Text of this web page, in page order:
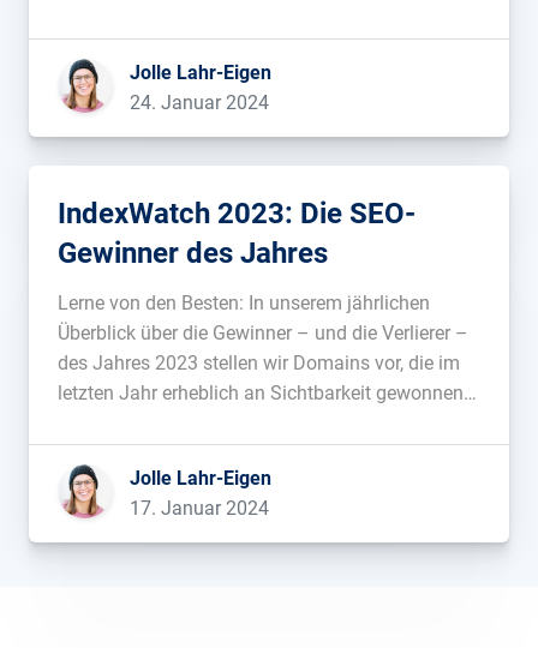
Hintergründe analysiert. Wer hat was falsch
gemacht und was können wir daraus lernen?...
Jolle Lahr-Eigen
24. Januar 2024
IndexWatch 2023: Die SEO-
Gewinner des Jahres
Lerne von den Besten: In unserem jährlichen
Überblick über die Gewinner – und die Verlierer –
des Jahres 2023 stellen wir Domains vor, die im
letzten Jahr erheblich an Sichtbarkeit gewonnen
kannst du lernen, was in der Google-Suche
funktioniert....Jolle Lahr-Eigen
17. Januar 2024